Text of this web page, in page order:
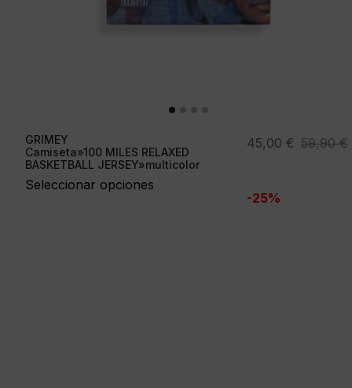
GRIMEY
Camiseta»100 MILES RELAXED
BASKETBALL JERSEY»multicolor
Seleccionar opciones
59,90€
El
era:
45,00 €
El
es:
-25%